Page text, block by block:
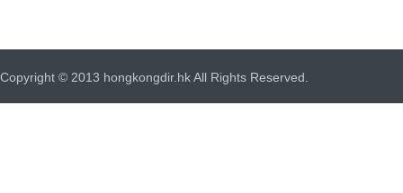
Copyright © 2013 hongkongdir.hk All Rights Reserved.